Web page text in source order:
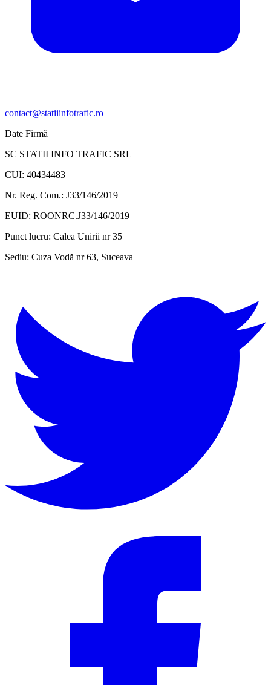
contact@statiiinfotrafic.ro
Date Firmă
SC STATII INFO TRAFIC SRL
CUI: 40434483
Nr. Reg. Com.: J33/146/2019
EUID: ROONRC.J33/146/2019
Punct lucru: Calea Unirii nr 35
Sediu: Cuza Vodă nr 63, Suceava